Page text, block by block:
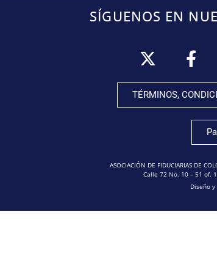
SÍGUENOS EN
TÉRMINOS,
ASOCIACIÓN DE FIDUCIARIAS DE
Calle 72 No. 10 – 51 of.
Diseño y